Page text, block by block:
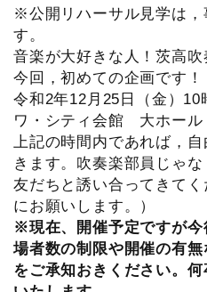
※公開リハーサル見学は，
す。
音楽が大好きな人！茨高吹
今回，初めての企画です！
令和2年12月25日（金）
ワ・シティ会館 大ホール
上記の時間内であれば，
きます。吹奏楽部員じゃな
友だちと誘い合ってきて
にお願いします。）
※現在、開催予定ですが今
場者数の制限や開催の有
をご承知おきください。